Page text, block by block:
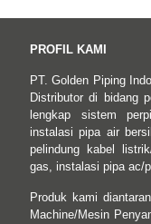
PROFIL KAMI
PT. Golden Piping
Distributor di bidang
lengkap sistem
instalasi pipa air
pelindung kabel
gas, instalasi pipa ac/
Produk kami
Machine/Mesin